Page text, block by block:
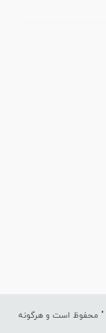
" محفوظ است و هرگونه